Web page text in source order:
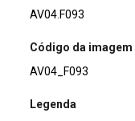
AV04.F093
Código da imagem
AV04_F093
Legenda